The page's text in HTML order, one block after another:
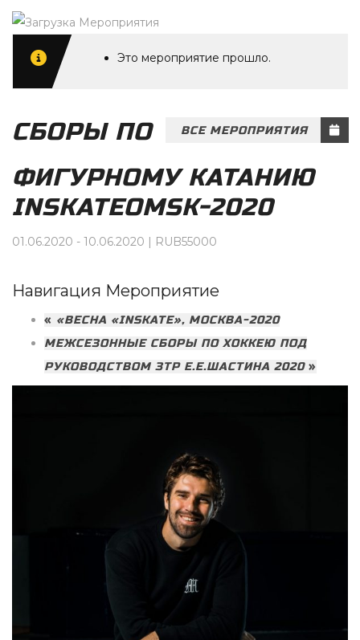
Это мероприятие прошло.
ВСЕ МЕРОПРИЯТИЯ
СБОРЫ ПО
ФИГУРНОМУ КАТАНИЮ
INSKATEOMSK-2020
01.06.2020 - 10.06.2020 RUB55000
Навигация Мероприятие
« «ВЕСНА «INSKATE», МОСКВА-2020
МЕЖСЕЗОННЫЕ СБОРЫ ПО ХОККЕЮ ПОД
РУКОВОДСТВОМ ЗТР Е.Е.ШАСТИНА 2020 »